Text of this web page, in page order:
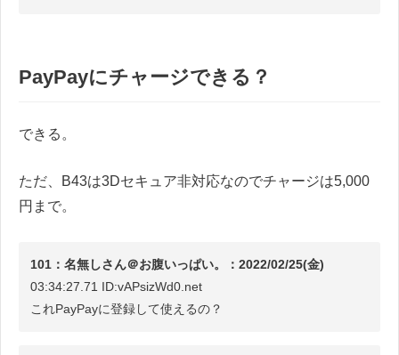
PayPayにチャージできる？
できる。
ただ、B43は3Dセキュア非対応なのでチャージは5,000
円まで。
101：名無しさん＠お腹いっぱい。：2022/02/25(金)
03:34:27.71 ID:vAPsizWd0.net
これPayPayに登録して使えるの？